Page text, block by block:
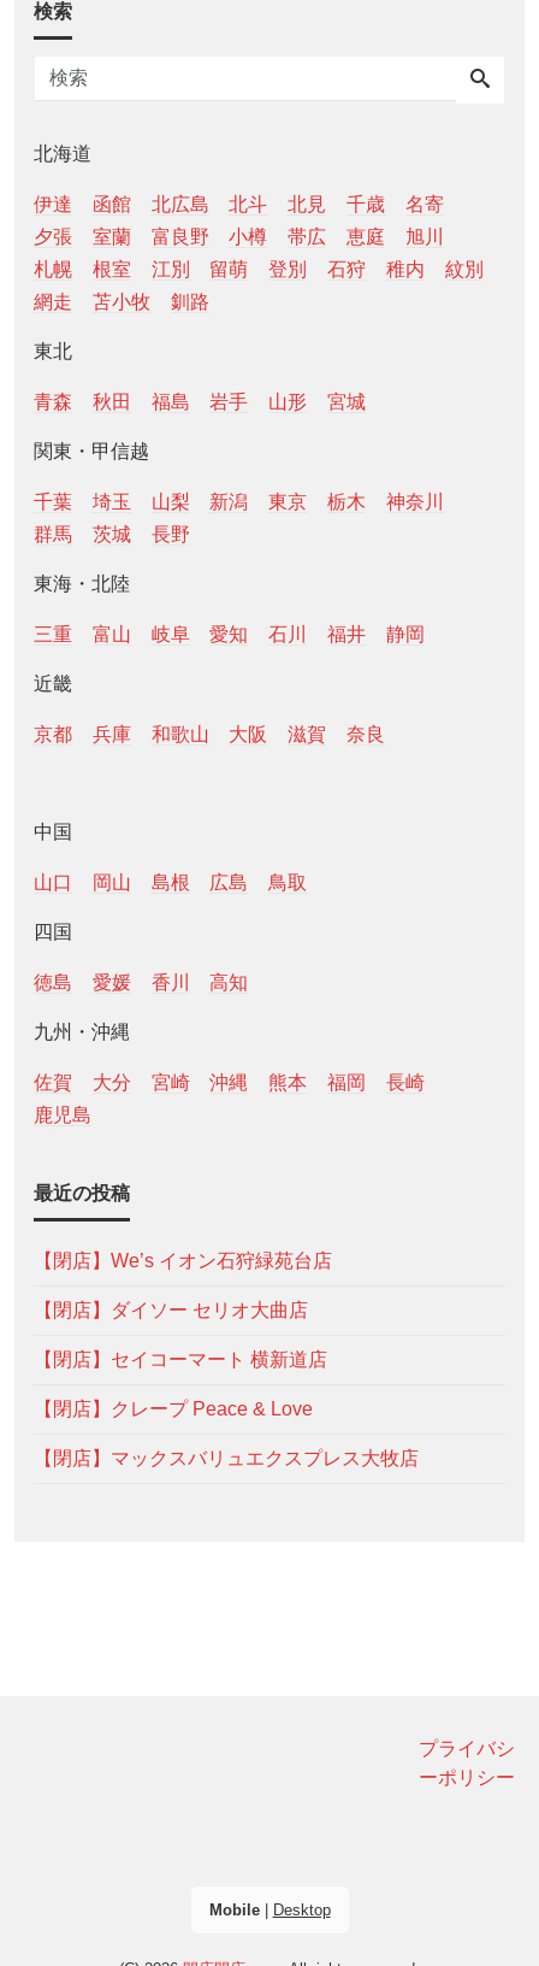
検索
北海道
伊達 函館 北広島 北斗 北見 千歳
名寄
夕張
室蘭 富良野 小樽 帯広 恵庭
旭川
札幌
根室 江別 留萌 登別 石狩 稚内
紋別
網走
苫小牧 釧路
東北
青森 秋田 福島 岩手 山形 宮城
関東・甲信越
千葉 埼玉 山梨 新潟 東京 栃木
神奈川
群馬
茨城 長野
東海・北陸
三重 富山 岐阜 愛知 石川 福井 静岡
近畿
京都 兵庫 和歌山 大阪 滋賀 奈良
中国
山口 岡山 島根 広島 鳥取
四国
徳島 愛媛 香川 高知
九州・沖縄
佐賀 大分 宮崎 沖縄 熊本 福岡
長崎
鹿児島
最近の投稿
【閉店】We’s イオン石狩緑苑台店
【閉店】ダイソー セリオ大曲店
【閉店】セイコーマート 横新道店
【閉店】クレープ Peace & Love
【閉店】マックスバリュエクスプレス大牧店
プライバシ
ーポリシー
Mobile| Desktop